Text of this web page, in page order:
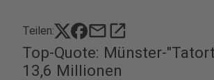
Teilen: mailopen_in_new
Top-Quote: Münster-
13,6 Millionen